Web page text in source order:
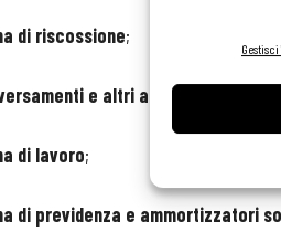
Gestisci
di riscossione;
e altri adempimenti
di lavoro;
di previdenza e ammortizzatori